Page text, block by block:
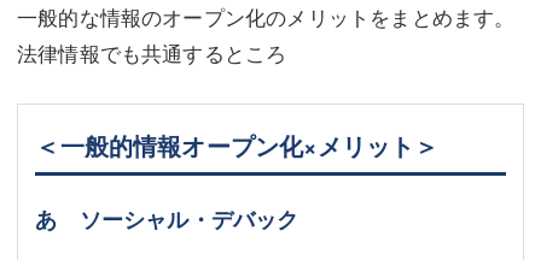
一般的な情報のオープン化のメリットをまとめます。
法律情報でも共通するところ
＜一般的情報オープン化×メリット＞
あ ソーシャル・デバック